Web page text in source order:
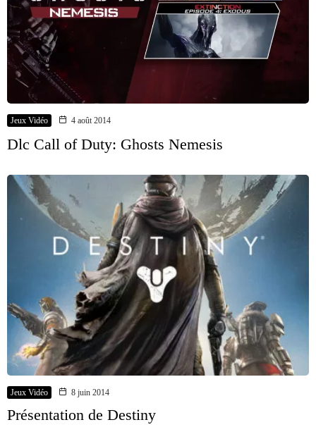
Jeux Vidéo 4 août 2014
Dlc Call of Duty: Ghosts Nemesis
Jeux Vidéo 8 juin 2014
Présentation de Destiny